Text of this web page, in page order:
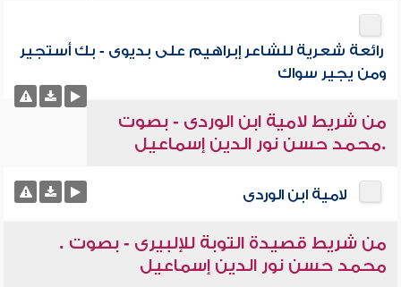
رائعة شعرية للشاعر إبراهيم على بديوى - بك أستجير
ومن يجير سواك
من شريط لامية ابن الوردى - بصوت
.محمد حسن نور الدين إسماعيل
لامية ابن الوردى
من شريط قصيدة التوبة للإلبيرى - بصوت .
محمد حسن نور الدين إسماعيل